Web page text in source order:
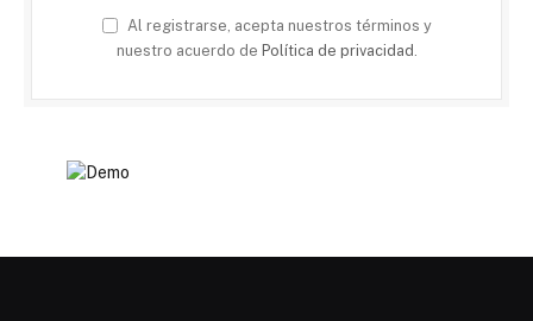
Al registrarse, acepta nuestros términos y
nuestro acuerdo de Política de privacidad .